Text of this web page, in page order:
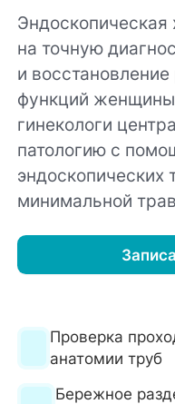
Эндоскопическая
на точную
и
функций
гинекологи
патологию с
эндоскопических
минимальной
Проверка
анатомии труб
Бережное